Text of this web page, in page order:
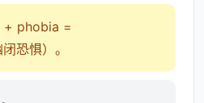
+ phobia =
恐惧）。